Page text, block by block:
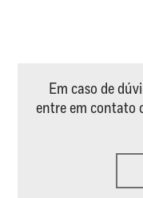
Em caso de
entre em contato